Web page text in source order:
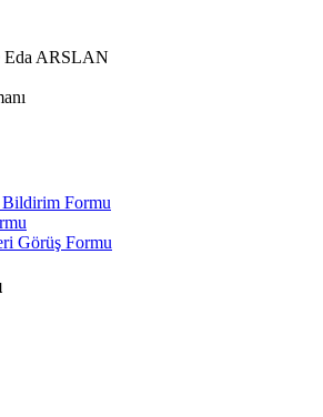
Eda ARSLAN
Bildirim Formu
Görüş Formu